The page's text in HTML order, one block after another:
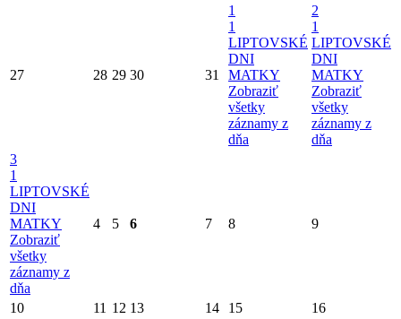
27 28 29 30 31
1
1
LIPTOVSKÉ
DNI
MATKY
Zobraziť
všetky
záznamy z
dňa
2
1
LIPTOVSKÉ
DNI
MATKY
Zobraziť
všetky
záznamy z
dňa
3
1
LIPTOVSKÉ
DNI
MATKY
Zobraziť
všetky
záznamy z
dňa
4 5 6 7 8 9
10 11 12 13 14 15 16